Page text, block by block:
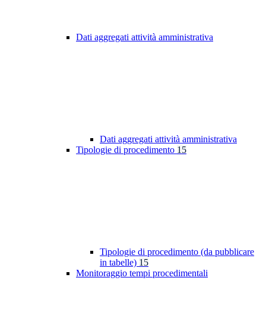
Dati aggregati attività amministrativa
Dati aggregati attività amministrativa
Tipologie di procedimento 15
Tipologie di procedimento (da pubblicare
in tabelle) 15
Monitoraggio tempi procedimentali